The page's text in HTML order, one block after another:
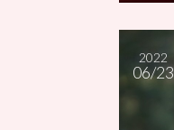
2022
06/23